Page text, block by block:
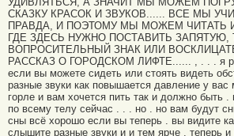
СКАЗКУ КРАСОК И ЗВУКОВ...... ВСЕ МЫ
ПРАВДА, И ПОЭТОМУ МЫ МОЖЕМ ЧИТАТЬ
ГДЕ ЗДЕСЬ НУЖНО ПОСТАВИТЬ ЗАПЯТУЮ,
ВОПРОСИТЕЛЬНЫЙ ЗНАК ИЛИ
РАССКАЗ О ГОРОДСКОМ ЛИФТЕ...... , . . . я
если вы можете сидеть или стоять видеть
разные звуки как повышается давление у
горле и вам хочется пить так и должно быть
по всему телу сейчас . . . но . но вам будут
сны всё хорошо если вы теперь . вы видите
слышите разные звуки и и тем ярче . теперь и